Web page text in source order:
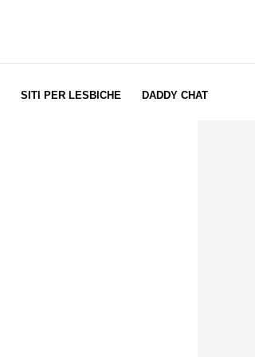
SITI PER LESBICHE DADDY CHAT